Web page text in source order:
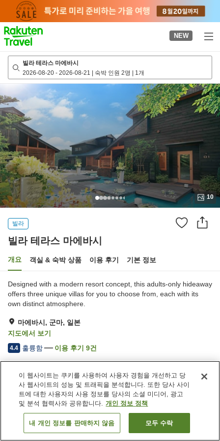
page
NEW
빌라 테라스 마에바시
2026-08-20 - 2026-08-21 | 숙박 인원 2명 | 1개
10
빌라
빌라 테라스 마에바시
개요 객실 & 숙박 상품 이용 후기 기본 정보
Designed with a modern resort concept, this adults-only hideaway
offers three unique villas for you to choose from, each with its
own distinct atmosphere.
마에바시, 군마, 일본
지도에서 보기
4.4 훌륭함 이용 후기 9건
일본 군마 마에바시 빌라 테라스 마에바시
객실 보기
이 웹사이트는 쿠키를 사용하여 사용자 경험을 개선하고 당
사 웹사이트의 성능 및 트래픽을 분석합니다. 또한 당사 사이
트에 대한 사용자의 사용 정보를 당사의 소셜 미디어, 광고
및 분석 협력사와 공유합니다. 개인 정보 정책
내 개인 정보를 판매하지 않음 모두 수락